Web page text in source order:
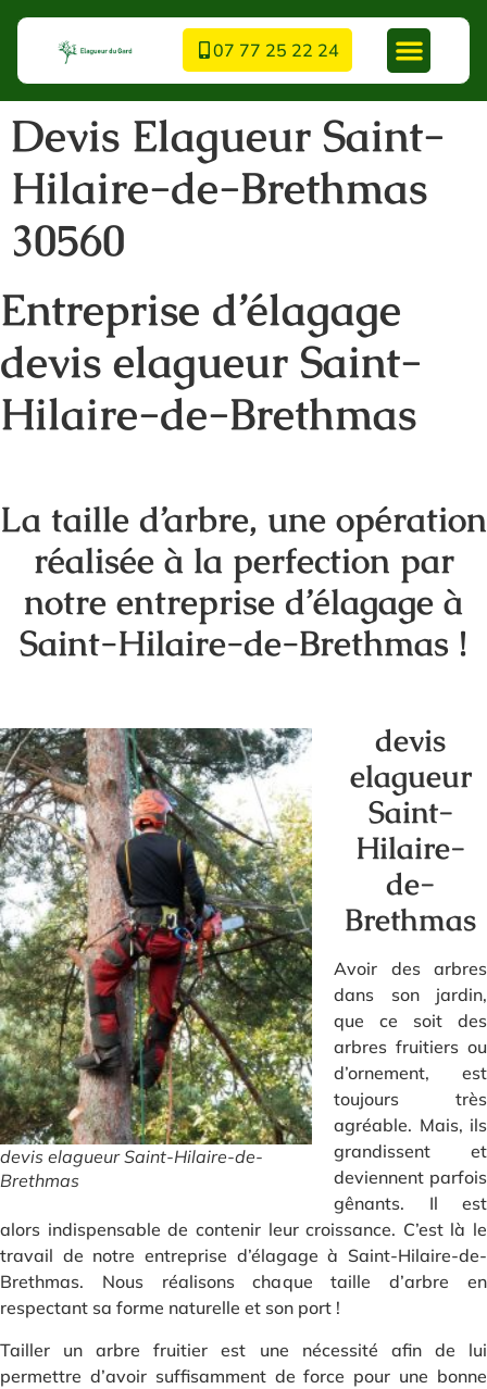
07 77 25 22 24
Devis Elagueur Saint-
Hilaire-de-Brethmas
30560
Entreprise d’élagage
devis elagueur Saint-
Hilaire-de-Brethmas
La taille d’arbre, une opération
réalisée à la perfection par
notre entreprise d’élagage à
Saint-Hilaire-de-Brethmas !
devis elagueur Saint-Hilaire-de-
Brethmas
devis
elagueur
Saint-
Hilaire-
de-
Brethmas
Avoir des arbres
dans son jardin,
que ce soit des
arbres fruitiers ou
d’ornement, est
toujours très
agréable. Mais, ils
grandissent et
deviennent parfois
gênants. Il est
alors indispensable de contenir leur croissance. C’est là le
travail de notre entreprise d’élagage à Saint-Hilaire-de-
Brethmas. Nous réalisons chaque taille d’arbre en
respectant sa forme naturelle et son port !
Tailler un arbre fruitier est une nécessité afin de lui
permettre d’avoir suffisamment de force pour une bonne